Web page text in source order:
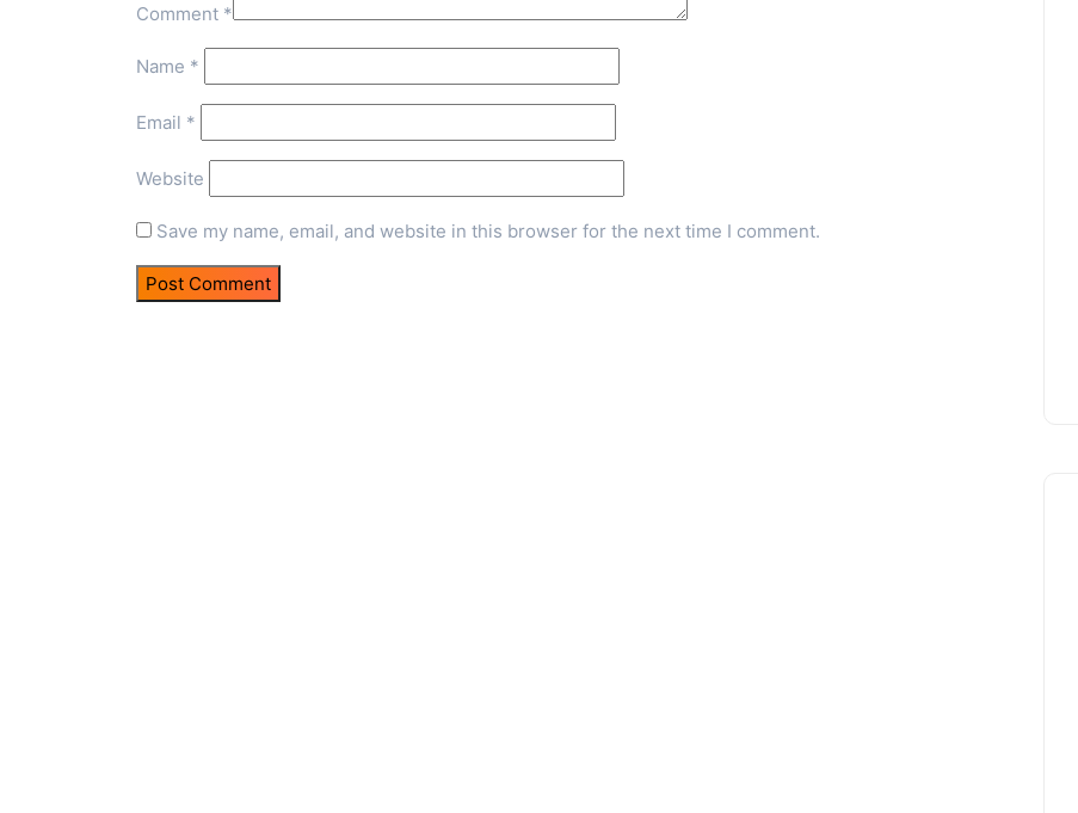
Comment *
Name *
Email *
Website
Save my name, email, and website in this browser for the next time I comment.